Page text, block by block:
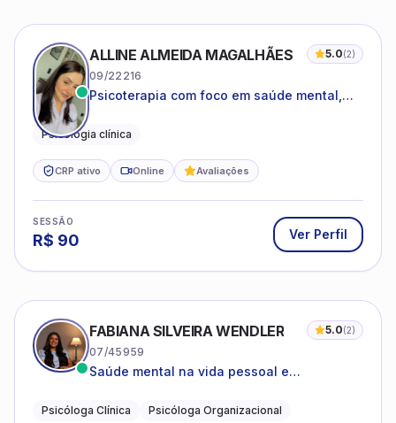
ALLINE ALMEIDA MAGALHÃES 5.0(2)
09/22216
Psicoterapia com foco em saúde mental,
adolescentes e adultos.
Psicologia clínica
CRP ativo Online Avaliações
SESSÃO
R$ 90 Ver Perfil
FABIANA SILVEIRA WENDLER 5.0(2)
07/45959
Saúde mental na vida pessoal e
Psicóloga Clínica Psicóloga Organizacional